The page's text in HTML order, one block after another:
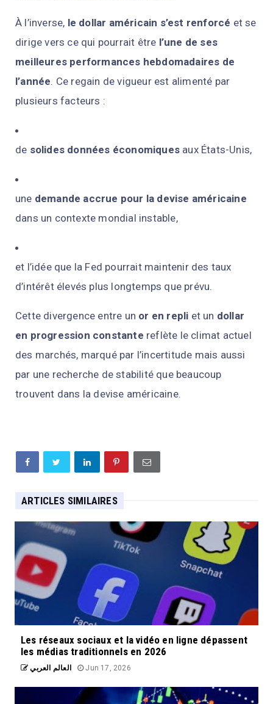
À l’inverse, le dollar américain s’est renforcé et se
dirige vers ce qui pourrait être l’une de ses
meilleures performances hebdomadaires de
l’année. Ce regain de vigueur est alimenté par
plusieurs facteurs :
de solides données économiques aux États-Unis,
une demande accrue pour la devise américaine
dans un contexte mondial instable,
et l’idée que la Fed pourrait maintenir des taux
d’intérêt élevés plus longtemps que prévu.
Cette divergence entre un or en repli et un dollar
en progression constante reflète le climat actuel
des marchés, marqué par l’incertitude mais aussi
par une recherche de stabilité que beaucoup
trouvent dans la devise américaine.
ARTICLES SIMILAIRES
Les réseaux sociaux et la vidéo en ligne dépassent
les médias traditionnels en 2026
العالم العربي Jun 17, 2026